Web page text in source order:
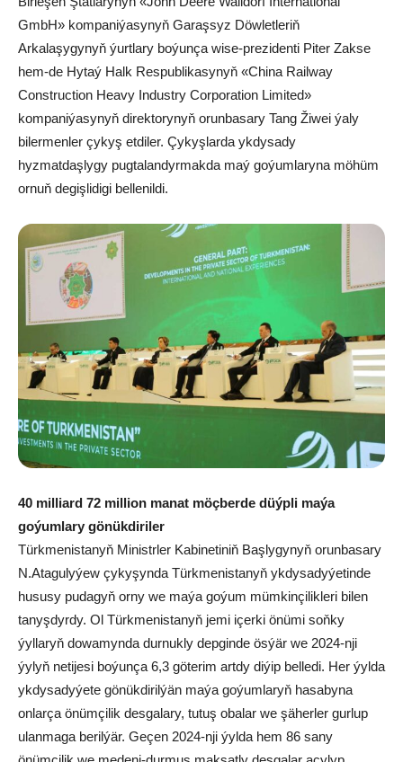
GmbH» kompaniýasynyň Garaşsyz Döwletleriň
Arkalaşygynyň ýurtlary boýunça wise-prezidenti Piter Zakse
hem-de Hytaý Halk Respublikasynyň «China Railway
Construction Heavy Industry Corporation Limited»
kompaniýasynyň direktorynyň orunbasary Tang Žiwei ýaly
bilermenler çykyş etdiler. Çykyşlarda ykdysady
hyzmatdaşlygy pugtalandyrmakda maý goýumlaryna möhüm
ornuň degişlidigi bellenildi.
40 milliard 72 million manat möçberde düýpli maýa
goýumlary gönükdiriler
Türkmenistanyň Ministrler Kabinetiniň Başlygynyň orunbasary
N.Atagulyýew çykyşynda Türkmenistanyň ykdysadyýetinde
hususy pudagyň orny we maýa goýum mümkinçilikleri bilen
tanyşdyrdy. Ol Türkmenistanyň jemi içerki önümi soňky
ýyllaryň dowamynda durnukly depginde ösýär we 2024-nji
ýylyň netijesi boýunça 6,3 göterim artdy diýip belledi. Her ýylda
ykdysadyýete gönükdirilýän maýa goýumlaryň hasabyna
onlarça önümçilik desgalary, tutuş obalar we şäherler gurlup
ulanmaga berilýär. Geçen 2024-nji ýylda hem 86 sany